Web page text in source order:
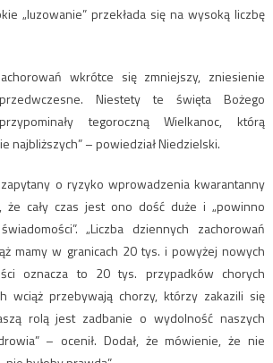
„luzowanie” przekłada się na wysoką liczbę
wkrótce się zmniejszy, zniesienie
Niestety te święta Bożego
tegoroczną Wielkanoc, którą
najbliższych” – powiedział Niedzielski.
o ryzyko wprowadzenia kwarantanny
że cały czas jest ono dość duże i „powinno
„Liczba dziennych zachorowań
mamy w granicach 20 tys. i powyżej nowych
oznacza to 20 tys. przypadków chorych
wciąż przebywają chorzy, którzy zakazili się
rolą jest zadbanie o wydolność naszych
– ocenił. Dodał, że mówienie, że nie